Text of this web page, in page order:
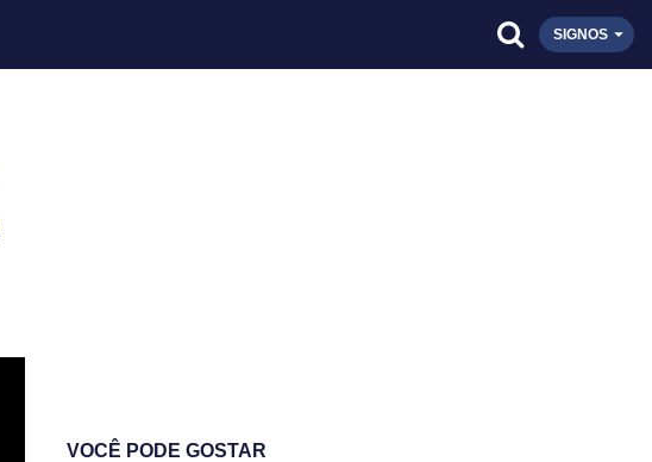
SIGNOS
VOCÊ PODE GOSTAR